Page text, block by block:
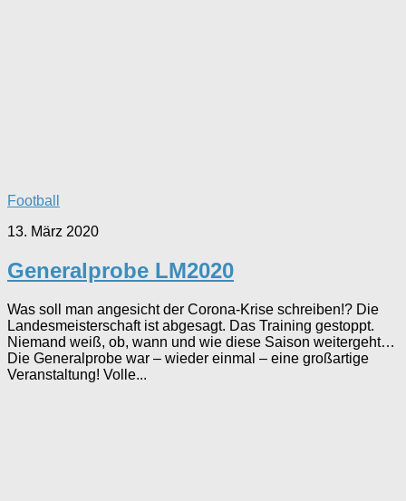
Football
13. März 2020
Generalprobe LM2020
Was soll man angesicht der Corona-Krise schreiben!? Die
Landesmeisterschaft ist abgesagt. Das Training gestoppt.
Niemand weiß, ob, wann und wie diese Saison weitergeht…
Die Generalprobe war – wieder einmal – eine großartige
Veranstaltung! Volle...